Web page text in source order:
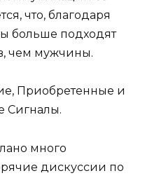
что, благодаря
больше подходят
чем мужчины.
Приобретенные и
Сигналы.
много
дискуссии по